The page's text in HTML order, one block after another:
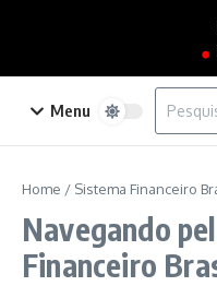
Menu
Procurar
Home / Sistema Financeiro
Navegando
Financeiro